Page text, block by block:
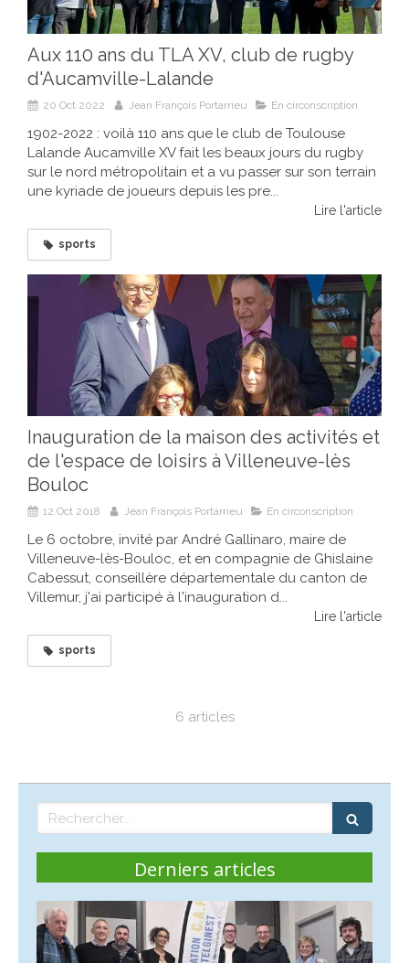
Aux 110 ans du TLA XV, club de rugby
d'Aucamville-Lalande
20 Oct 2022 Jean François Portarrieu En circonscription
1902-2022 : voilà 110 ans que le club de Toulouse
Lalande Aucamville XV fait les beaux jours du rugby
sur le nord métropolitain et a vu passer sur son terrain
une kyriade de joueurs depuis les pre...
Lire l'article
sports
Inauguration de la maison des activités et
de l'espace de loisirs à Villeneuve-lès
Bouloc
12 Oct 2018 Jean François Portarrieu En circonscription
Le 6 octobre, invité par André Gallinaro, maire de
Villeneuve-lès-Bouloc, et en compagnie de Ghislaine
Cabessut, conseillère départementale du canton de
Villemur, j'ai participé à l'inauguration d...
Lire l'article
sports
6 articles
Rechercher
Derniers articles